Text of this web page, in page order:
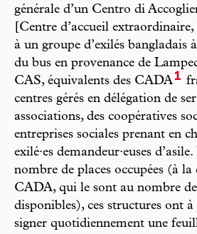
générale d’un Centro di
[Centre d’accueil
à un groupe d’exilés bangladais
du bus en provenance de
CAS, équivalents des CADA1
centres gérés en délégation de
associations, des coopératives
entreprises sociales prenant en
exilé·es demandeur·euses
nombre de places occupées (à la
CADA, qui le sont au nombre
disponibles), ces structures ont
signer quotidiennement une